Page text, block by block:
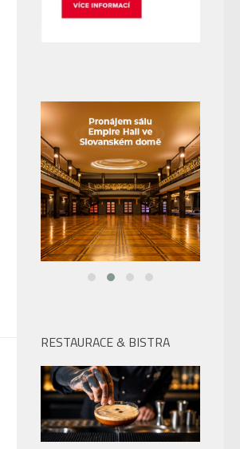
RESTAURACE & BISTRA